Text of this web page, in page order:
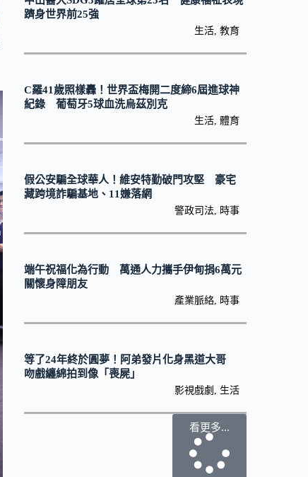
躋身世界前25強
生活, 教育
C羅41歲照樣轟！世界盃梅開二度締6屆進球神
紀錄 葡萄牙5球血洗烏茲別克
生活, 體育
假公安騙全球華人！維安特勤破門攻堅 豪宅
藏跨境詐騙基地、11嫌落網
警政司法, 時事
端午祝福化為行動 萬通人力攜手伊甸捐6萬元
關懷身障朋友
產業脈絡, 時事
等了24年終於圓夢！阿弟發片化身黑道大哥
吻戲纏綿拍到像「喪屍」
影視戲劇 , 生活
看更多...